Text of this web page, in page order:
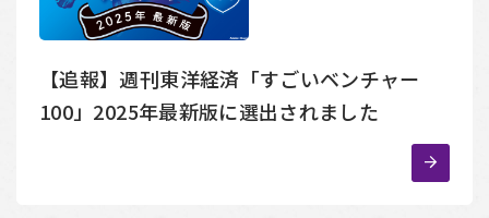
【追報】週刊東洋経済「すごいベンチャー
100」2025年最新版に選出されました